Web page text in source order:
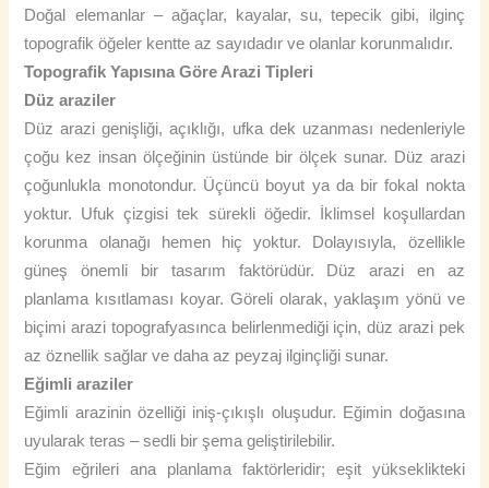
Doğal elemanlar – ağaçlar, kayalar, su, tepecik gibi, ilginç
topografik öğeler kentte az sayıdadır ve olanlar korunmalıdır.
Topografik Yapısına Göre Arazi Tipleri
Düz araziler
Düz arazi genişliği, açıklığı, ufka dek uzanması nedenleriyle
çoğu kez insan ölçeğinin üstünde bir ölçek sunar. Düz arazi
çoğunlukla monotondur. Üçüncü boyut ya da bir fokal nokta
yoktur. Ufuk çizgisi tek sürekli öğedir. İklimsel koşullardan
korunma olanağı hemen hiç yoktur. Dolayısıyla, özellikle
güneş önemli bir tasarım faktörüdür. Düz arazi en az
planlama kısıtlaması koyar. Göreli olarak, yaklaşım yönü ve
biçimi arazi topografyasınca belirlenmediği için, düz arazi pek
az öznellik sağlar ve daha az peyzaj ilginçliği sunar.
Eğimli araziler
Eğimli arazinin özelliği iniş-çıkışlı oluşudur. Eğimin doğasına
uyularak teras – sedli bir şema geliştirilebilir.
Eğim eğrileri ana planlama faktörleridir; eşit yükseklikteki